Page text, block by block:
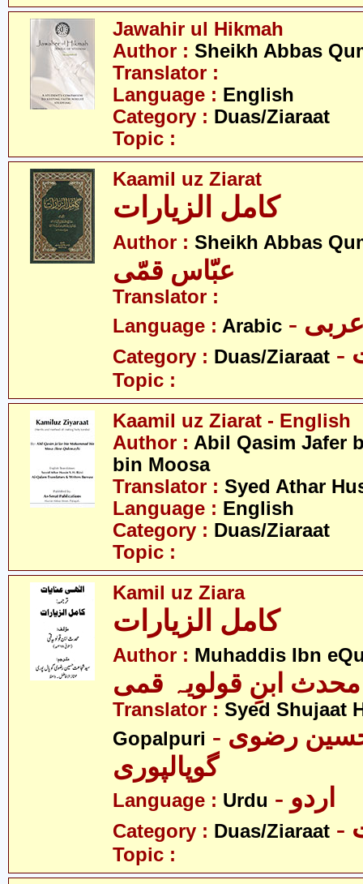
Jawahir ul Hikmah
Author : Sheikh Abbas
Translator :
Language : English
Category : Duas/Ziaraat
Topic :
Kaamil uz Ziarat
کامل الزیارات
Author : Sheikh Abbas
عبّاس قمّی
Translator :
Language : Arabic عربی
Category : Duas/Ziaraat
Topic :
Kaamil uz Ziarat - English
Author : Abil Qasim Jafer
bin Moosa
Translator : Syed Athar
Language : English
Category : Duas/Ziaraat
Topic :
Kamil uz Ziara
کامل الزیارات
Author : Muhaddis Ibn
محدث ابنِ قولویہ قمی
Translator : Syed Shujaat
Gopalpuri - سید شجاعت حسین رضوی
گوپالپوری
Language : Urdu - اردو
Category : Duas/Ziaraat
Topic :